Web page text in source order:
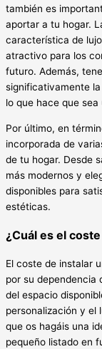
también es
aportar a tu hogar.
característica de
atractivo para los
futuro. Además,
significativamente
lo que hace que
Por último, en
incorporada de
de tu hogar. Desde
más modernos y
disponibles para
estéticas.
¿Cuál es el
El coste de instalar
por su dependencia
del espacio
personalización y el
que os hagáis una
pequeño listado en